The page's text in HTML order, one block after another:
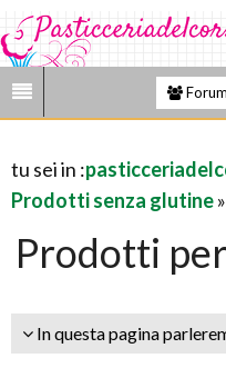
Forum
tu sei in :
Prodotti senza glutine
Prodotti
In questa pagina